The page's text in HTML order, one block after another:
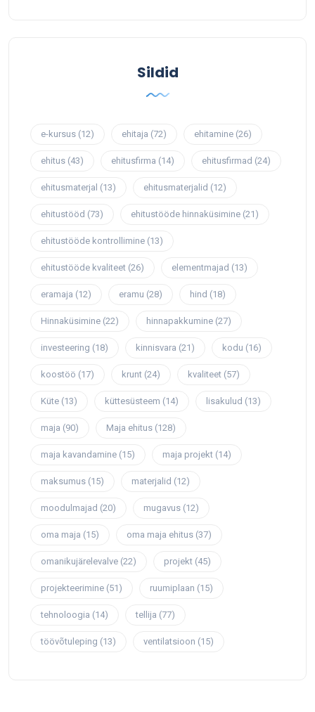
Sildid
e-kursus (12) ehitaja (72) ehitamine (26)
ehitus (43) ehitusfirma (14) ehitusfirmad (24)
ehitusmaterjal (13) ehitusmaterjalid (12)
ehitustööd (73) ehitustööde hinnaküsimine (21)
ehitustööde kontrollimine (13)
ehitustööde kvaliteet (26) elementmajad (13)
eramaja (12) eramu (28) hind (18)
Hinnaküsimine (22) hinnapakkumine (27)
investeering (18) kinnisvara (21) kodu (16)
koostöö (17) krunt (24) kvaliteet (57)
Küte (13) küttesüsteem (14) lisakulud (13)
maja (90) Maja ehitus (128)
maja kavandamine (15) maja projekt (14)
maksumus (15) materjalid (12)
moodulmajad (20) mugavus (12)
oma maja (15) oma maja ehitus (37)
omanikujärelevalve (22) projekt (45)
projekteerimine (51) ruumiplaan (15)
tehnoloogia (14) tellija (77)
töövõtuleping (13) ventilatsioon (15)